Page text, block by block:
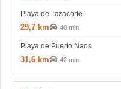
Playa de Tazacorte
29,7 km 40 min
Playa de Puerto Naos
31,6 km 42 min